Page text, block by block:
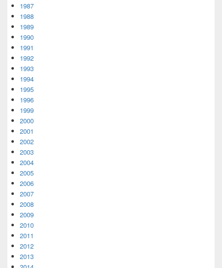
1987
1988
1989
1990
1991
1992
1993
1994
1995
1996
1999
2000
2001
2002
2003
2004
2005
2006
2007
2008
2009
2010
2011
2012
2013